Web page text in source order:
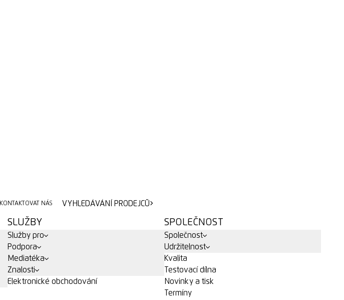
KONTAKTOVAT NÁS
VYHLEDÁVÁNÍ PRODEJCŮ
SLUŽBY
Služby pro
Podpora
Mediatéka
Znalosti
Elektronické obchodování
SPOLEČNOST
Společnost
Udržitelnost
Kvalita
Testovací dílna
Novinky a tisk
Termíny